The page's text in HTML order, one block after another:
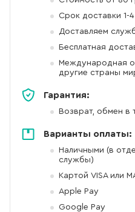
Срок доставки 1-
Доставляем
Бесплатная
Международная
другие страны
Гарантия:
Возврат, обмен в
Варианты оплаты:
Наличными (в
службы)
Картой VISA или
Apple Pay
Google Pay